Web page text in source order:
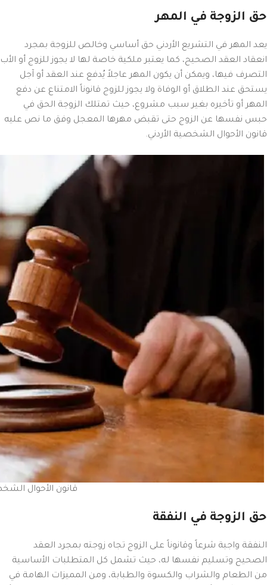
حق الزوجة في المهر
يعد المهر في التشريع الأردني حق أساسي وخالص للزوجة بمجرد
انعقاد العقد الصحيح، كما يعتبر ملكية خاصة لها لا يجوز للزوج أو الأب
التصرف فيها، ويمكن أن يكون المهر عاجلاً يُدفع عند العقد أو آجل
يستحق عند الطلاق أو الوفاة ولا يجوز للزوج قانوناً الامتناع عن دفع
المهر أو تأخيره بغير سبب مشروع، حيث تمتلك الزوجة الحق في
حبس نفسها عن الزوج حتى تقبض مهرها المعجل وفق ما نص عليه
قانون الأحوال الشخصية الأردني.
قانون الأحوال
حق الزوجة في النفقة
النفقة واجبة شرعاً وقانوناً على الزوج تجاه زوجته بمجرد العقد
الصحيح وتسليم نفسها له، حيث تشمل كل المتطلبات الأساسية
من الطعام والشراب والكسوة والطبابة، ومن المميزات الهامة في